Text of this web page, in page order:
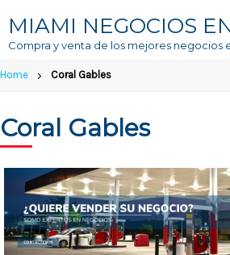
Home Coral Gables
Coral Gables